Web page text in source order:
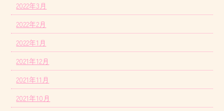
2022年3月
2022年2月
2022年1月
2021年12月
2021年11月
2021年10月